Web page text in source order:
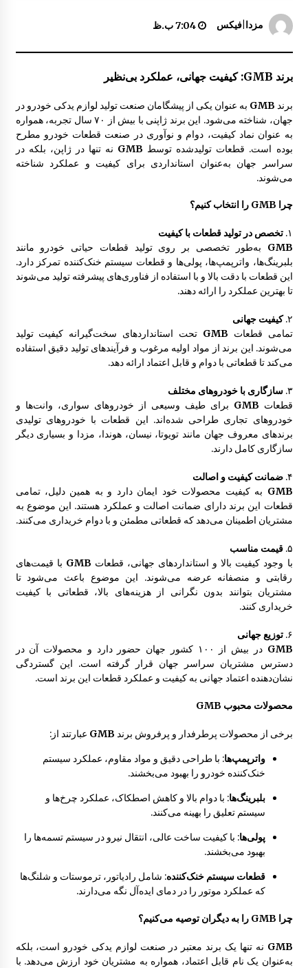
راهنما پارک مزدا 323 GLX , F
قالپاق مزدا 323 GLX , FL
درب مزدا 323 GLX , FL
10:31 ق.ظ
راهنما بغل گلگیر مزدا 323 GLX , FL
آینه بغل مزدا 323 GLX , FL
8:29 ق.ظ
قفل درب موتور 323 GLX , FL
9:39 ق.ظ
لوازم یدکی مزدا 323 F, GLX, FL | ـ 1996 – 2000
2:47 ب.ظ
سپر عقب مزدا 323 GLX , FL
پمپ کنترل قفل درب مزدا 323 GLX , FL
10:29 ق.ظ
رکاب فلزی مزدا 323 GLX , FL
8:07 ق.ظ
مزدا|فیکس 7:04 ب.ظ
برند GMB: کیفیت جهانی، عملکرد بی‌نظیر
برند GMB به عنوان یکی از پیشگامان صنعت تولید لوازم یدکی خودرو در
جهان، شناخته می‌شود. این برند ژاپنی با بیش از ۷۰ سال تجربه، همواره
به عنوان نماد کیفیت، دوام و نوآوری در صنعت قطعات خودرو مطرح
بوده است. قطعات تولیدشده توسط GMB نه تنها در ژاپن، بلکه در
سراسر جهان به‌عنوان استانداردی برای کیفیت و عملکرد شناخته
می‌شوند.
چرا GMB را انتخاب کنیم؟
۱. تخصص در تولید قطعات با کیفیت
GMB به‌طور تخصصی بر روی تولید قطعات حیاتی خودرو مانند
بلبرینگ‌ها، واترپمپ‌ها، پولی‌ها و قطعات سیستم خنک‌کننده تمرکز دارد.
این قطعات با دقت بالا و با استفاده از فناوری‌های پیشرفته تولید می‌شوند
تا بهترین عملکرد را ارائه دهند.
۲. کیفیت جهانی
تمامی قطعات GMB تحت استانداردهای سخت‌گیرانه کیفیت تولید
می‌شوند. این برند از مواد اولیه مرغوب و فرآیندهای تولید دقیق استفاده
می‌کند تا قطعاتی با دوام و قابل اعتماد ارائه دهد.
۳. سازگاری با خودروهای مختلف
قطعات GMB برای طیف وسیعی از خودروهای سواری، وانت‌ها و
خودروهای تجاری طراحی شده‌اند. این قطعات با خودروهای تولیدی
برندهای معروف جهان مانند تویوتا، نیسان، هوندا، مزدا و بسیاری دیگر
سازگاری کامل دارند.
۴. ضمانت کیفیت و اصالت
GMB به کیفیت محصولات خود ایمان دارد و به همین دلیل، تمامی
قطعات این برند دارای ضمانت اصالت و عملکرد هستند. این موضوع به
مشتریان اطمینان می‌دهد که قطعاتی مطمئن و با دوام خریداری می‌کنند.
۵. قیمت مناسب
با وجود کیفیت بالا و استانداردهای جهانی، قطعات GMB با قیمت‌های
رقابتی و منصفانه عرضه می‌شوند. این موضوع باعث می‌شود تا
مشتریان بتوانند بدون نگرانی از هزینه‌های بالا، قطعاتی با کیفیت
خریداری کنند.
۶. توزیع جهانی
GMB
در بیش از ۱۰۰ کشور جهان حضور دارد و محصولات آن در
دسترس مشتریان سراسر جهان قرار گرفته است. این گستردگی
نشان‌دهنده اعتماد جهانی به کیفیت و عملکرد قطعات این برند است.
محصولات محبوب GMB
برخی از محصولات پرطرفدار و پرفروش برند GMB عبارتند از:
واترپمپ‌ها: با طراحی دقیق و مواد مقاوم، عملکرد سیستم
خنک‌کننده خودرو را بهبود می‌بخشند.
بلبرینگ‌ها: با دوام بالا و کاهش اصطکاک، عملکرد چرخ‌ها و
سیستم تعلیق را بهینه می‌کنند.
پولی‌ها: با کیفیت ساخت عالی، انتقال نیرو در سیستم تسمه‌ها را
بهبود می‌بخشند.
قطعات سیستم خنک‌کننده: شامل رادیاتور، ترموستات و شلنگ‌ها
که عملکرد موتور را در دمای ایده‌آل نگه می‌دارند.
چرا GMB را به دیگران توصیه می‌کنیم؟
GMB نه تنها یک برند معتبر در صنعت لوازم یدکی خودرو است، بلکه
به‌عنوان یک نام قابل اعتماد، همواره به مشتریان خود ارزش می‌دهد. با